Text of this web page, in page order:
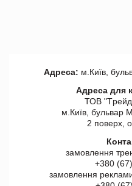
Адреса: м.Київ,
Адреса для
ТОВ
м.Київ, бульвар
2 поверх,
замовлення
+380
замовлення